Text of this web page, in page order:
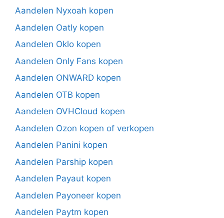
Aandelen Nyxoah kopen
Aandelen Oatly kopen
Aandelen Oklo kopen
Aandelen Only Fans kopen
Aandelen ONWARD kopen
Aandelen OTB kopen
Aandelen OVHCloud kopen
Aandelen Ozon kopen of verkopen
Aandelen Panini kopen
Aandelen Parship kopen
Aandelen Payaut kopen
Aandelen Payoneer kopen
Aandelen Paytm kopen